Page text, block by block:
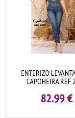
ENTERIZO
CAPOHEIRA REF
82.99€